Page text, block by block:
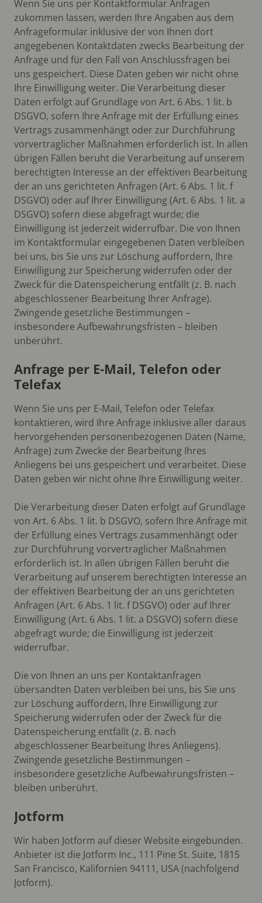
Wenn Sie uns per Kontaktformular Anfragen
zukommen lassen, werden Ihre Angaben aus dem
Anfrageformular inklusive der von Ihnen dort
angegebenen Kontaktdaten zwecks Bearbeitung der
Anfrage und für den Fall von Anschlussfragen bei
uns gespeichert. Diese Daten geben wir nicht ohne
Ihre Einwilligung weiter. Die Verarbeitung dieser
Daten erfolgt auf Grundlage von Art. 6 Abs. 1 lit. b
DSGVO, sofern Ihre Anfrage mit der Erfüllung eines
Vertrags zusammenhängt oder zur Durchführung
vorvertraglicher Maßnahmen erforderlich ist. In allen
übrigen Fällen beruht die Verarbeitung auf unserem
berechtigten Interesse an der effektiven Bearbeitung
der an uns gerichteten Anfragen (Art. 6 Abs. 1 lit. f
DSGVO) oder auf Ihrer Einwilligung (Art. 6 Abs. 1 lit. a
DSGVO) sofern diese abgefragt wurde; die
Einwilligung ist jederzeit widerrufbar. Die von Ihnen
im Kontaktformular eingegebenen Daten verbleiben
bei uns, bis Sie uns zur Löschung auffordern, Ihre
Einwilligung zur Speicherung widerrufen oder der
Zweck für die Datenspeicherung entfällt (z. B. nach
abgeschlossener Bearbeitung Ihrer Anfrage).
Zwingende gesetzliche Bestimmungen –
insbesondere Aufbewahrungsfristen – bleiben
unberührt.
Anfrage per E-Mail, Telefon oder
Telefax
Wenn Sie uns per E-Mail, Telefon oder Telefax
kontaktieren, wird Ihre Anfrage inklusive aller daraus
hervorgehenden personenbezogenen Daten (Name,
Anfrage) zum Zwecke der Bearbeitung Ihres
Anliegens bei uns gespeichert und verarbeitet. Diese
Daten geben wir nicht ohne Ihre Einwilligung weiter.
Die Verarbeitung dieser Daten erfolgt auf Grundlage
von Art. 6 Abs. 1 lit. b DSGVO, sofern Ihre Anfrage mit
der Erfüllung eines Vertrags zusammenhängt oder
zur Durchführung vorvertraglicher Maßnahmen
erforderlich ist. In allen übrigen Fällen beruht die
Verarbeitung auf unserem berechtigten Interesse an
der effektiven Bearbeitung der an uns gerichteten
Anfragen (Art. 6 Abs. 1 lit. f DSGVO) oder auf Ihrer
Einwilligung (Art. 6 Abs. 1 lit. a DSGVO) sofern diese
abgefragt wurde; die Einwilligung ist jederzeit
widerrufbar.
Die von Ihnen an uns per Kontaktanfragen
übersandten Daten verbleiben bei uns, bis Sie uns
zur Löschung auffordern, Ihre Einwilligung zur
Speicherung widerrufen oder der Zweck für die
Datenspeicherung entfällt (z. B. nach
abgeschlossener Bearbeitung Ihres Anliegens).
Zwingende gesetzliche Bestimmungen –
insbesondere gesetzliche Aufbewahrungsfristen –
bleiben unberührt.
Jotform
Wir haben Jotform auf dieser Website eingebunden.
Anbieter ist die Jotform Inc., 111 Pine St. Suite, 1815
San Francisco, Kalifornien 94111, USA (nachfolgend
Jotform).